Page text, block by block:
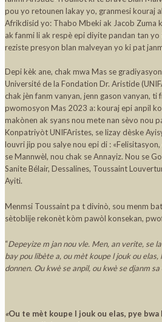
pou yo retounen lakay yo, granmesi kouraj
Afrikdisid yo: Thabo Mbeki ak Jacob
ak fanmi li ak respè epi diyite pandan tan
reziste presyon blan malveyan yo ki pat
Depi kèk ane, chak mwa Mas se
Université de la Fondation Dr. Aristide
chak jèn fanm vanyan, jenn gason vanyan, ti
pwomosyon Mas 2023 a: kouraj epi anpil
makònen ak syans nou mete nan sèvo nou
Konpatriyòt UNIFAristes, se lizay dèske
louvri jip pou salye nou epi di :
se Mannwèl, nou chak se Annayiz. Nou se
Sanite Bélair, Dessalines, Toussaint
Ayiti.
Menmsi Toussaint pa t divinò, sou menm
sètoblije rekonèt kòm pawòl konsekan,
“Depeyize m jan nou vle. Men, an verite, se
bay pou libète a, ou mèt koupe l jouk ou
donnen. Ou kwè se anpil, ou kwè se djanm
«Ou te mèt koupe l jouk ou elas, pye